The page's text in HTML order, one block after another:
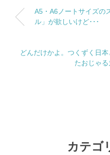
A5・A6ノートサイズの
ル」が欲しいけど･･･
どんだけかよ。つくずく日
たおじゃ
カテゴ